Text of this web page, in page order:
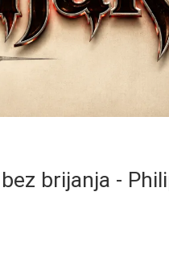
brijanja -